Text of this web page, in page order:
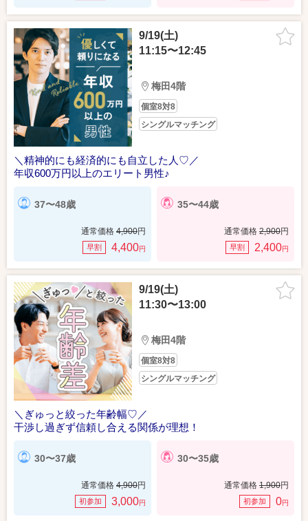
9/19(土)
11:15〜12:45
梅田4階
個室8対8
シングルマッチング
＼精神的にも経済的にも自立した人♡／
年収600万円以上のエリート男性♪
37〜48歳
通常価格 4,900円
早割 4,400円
35〜44歳
通常価格 2,900円
早割 2,400円
9/19(土)
11:30〜13:00
梅田4階
個室8対8
シングルマッチング
＼ぎゅっと絞った年齢幅♡／
干渉し過ぎず信頼し合える関係が理想！
30〜37歳
通常価格 4,900円
初参加 3,000円
30〜35歳
通常価格 1,900円
初参加 0円